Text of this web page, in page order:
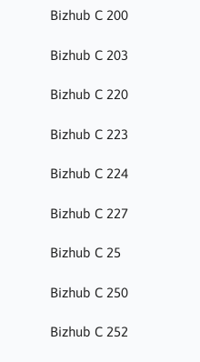
Bizhub C 200
Bizhub C 203
Bizhub C 220
Bizhub C 223
Bizhub C 224
Bizhub C 227
Bizhub C 25
Bizhub C 250
Bizhub C 252